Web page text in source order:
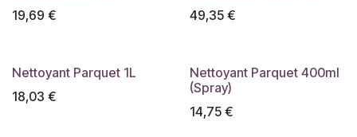
protection et conserver le
rendu initial
Rafraîchir les parquets ternis
Rehuiler un parquet après un
19,69 €
49,35€
Nettoyant Parquet 1L
18,03 €
Nettoyant Parquet 400ml
(Spray)
14,75€